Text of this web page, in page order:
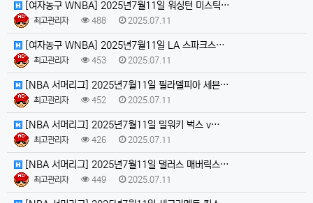
[여자농구 WNBA] 2025년7월11일 워싱턴 미스틱…
최고관리자 488 2025.07.11
[여자농구 WNBA] 2025년7월11일 LA 스파크스…
최고관리자 453 2025.07.11
[NBA 서머리그] 2025년7월11일 필라델피아 세븐…
최고관리자 452 2025.07.11
[NBA 서머리그] 2025년7월11일 밀워키 벅스 v…
최고관리자 426 2025.07.11
[NBA 서머리그] 2025년7월11일 댈러스 매버릭스…
최고관리자 449 2025.07.11